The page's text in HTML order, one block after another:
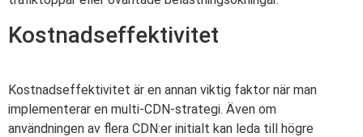
Kostnadseffektivitet
Kostnadseffektivitet är en annan viktig faktor när man
implementerar en multi-CDN-strategi. Även om
användningen av flera CDN:er initialt kan leda till högre